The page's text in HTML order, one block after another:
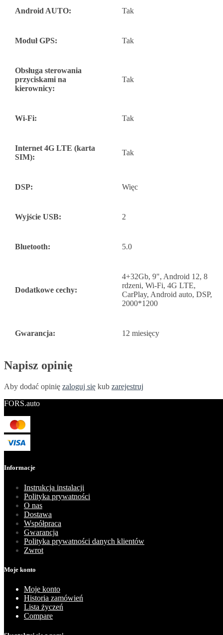
Android AUTO: Tak
Moduł GPS: Tak
Obsługa sterowania
przyciskami na
kierownicy:
Tak
Wi-Fi: Tak
Internet 4G LTE (karta
SIM):
Tak
DSP: Więc
Wyjście USB: 2
Bluetooth: 5.0
Dodatkowe cechy:
4+32Gb, 9", Android 12, 8
rdzeni, Wi-Fi, 4G LTE,
CarPlay, Android auto, DSP,
2000*1200
Gwarancja: 12 miesięcy
Napisz opinię
Aby dodać opinię zaloguj się kub zarejestruj
FORS.auto
Informacje
Instrukcja instalacji
Polityka prywatności
O nas
Dostawa
Współpraca
Gwarancja
Polityka prywatności danych klientów
Zwrot
Moje konto
Moje konto
Historia zamówień
Lista życzeń
Compare